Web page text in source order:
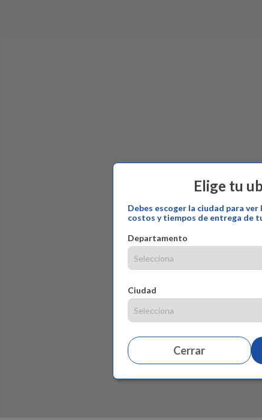
Elige tu
Debes escoger la ciudad para
costos y tiempos de entrega de
Departamento
Ciudad
Cerrar